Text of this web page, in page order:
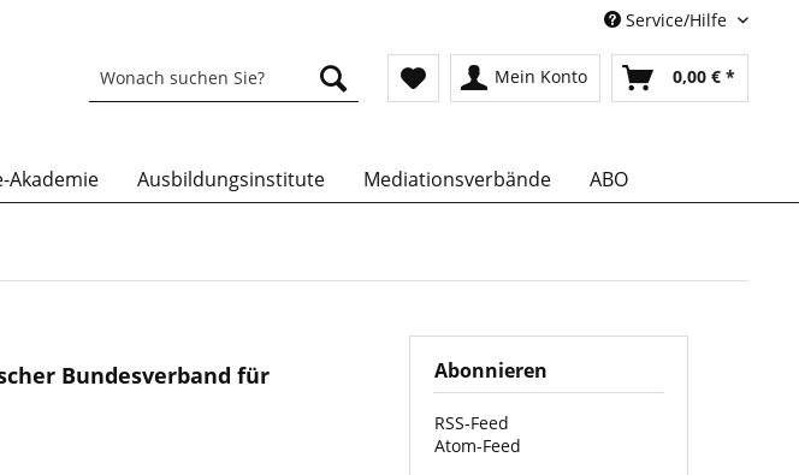
Service/Hilfe
Mein Konto 0,00 € *
Akademie Ausbildungsinstitute Mediationsverbände ABO
Abonnieren
RSS-Feed
Atom-Feed
Bundesverband für